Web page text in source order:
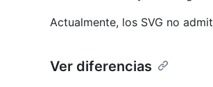
Actualmente, los SVG no
Ver diferencias